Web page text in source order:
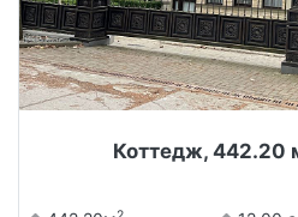
Коттедж, 442.20